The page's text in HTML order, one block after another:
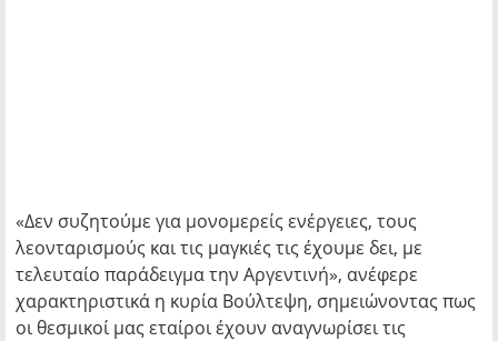
«Δεν συζητούμε για μονομερείς ενέργειες, τους
λεονταρισμούς και τις μαγκιές τις έχουμε δει, με
τελευταίο παράδειγμα την Αργεντινή», ανέφερε
χαρακτηριστικά η κυρία Βούλτεψη, σημειώνοντας πως
οι θεσμικοί μας εταίροι έχουν αναγνωρίσει τις